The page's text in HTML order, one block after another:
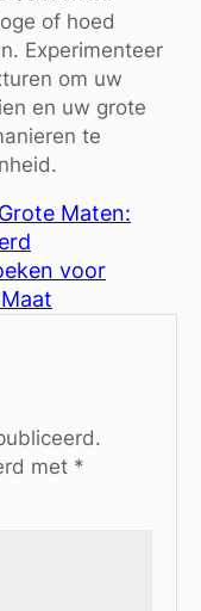
of hoed
Experimenteer
om uw
en uw grote
te
Maten:
voor
met *